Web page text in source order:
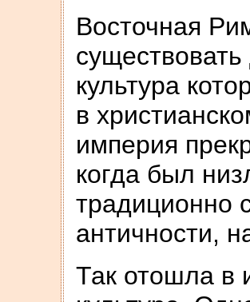
Восточная
культура
в
империя
когда был
традиционно
античности,
Так отошла в